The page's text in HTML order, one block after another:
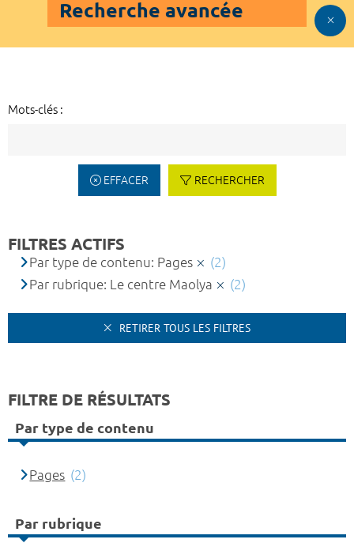
Recherche avancée
Mots-clés :
EFFACER RECHERCHER
FILTRES ACTIFS
Par type de contenu: Pages
(2)
Par rubrique: Le centre Maolya
(2)
RETIRER TOUS LES FILTRES
FILTRE DE RÉSULTATS
Par type de contenu
Pages (2)
Par rubrique